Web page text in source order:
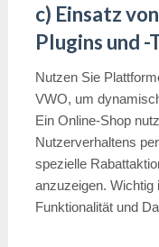
c) Einsatz
Plugins und
Nutzen Sie
VWO, um
Ein Online-Shop
Nutzerverhaltens
spezielle
anzuzeigen. Wichtig
Funktionalität und